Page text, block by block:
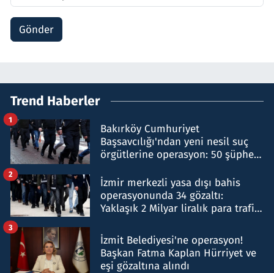
Gönder
Trend Haberler
Bakırköy Cumhuriyet
Başsavcılığı'ndan yeni nesil suç
örgütlerine operasyon: 50 şüpheli
1
İzmir merkezli yasa dışı bahis
operasyonunda 34 gözaltı:
Yaklaşık 2 Milyar liralık para trafiği
2
İzmit Belediyesi'ne operasyon!
Başkan Fatma Kaplan Hürriyet ve
eşi gözaltına alındı
3